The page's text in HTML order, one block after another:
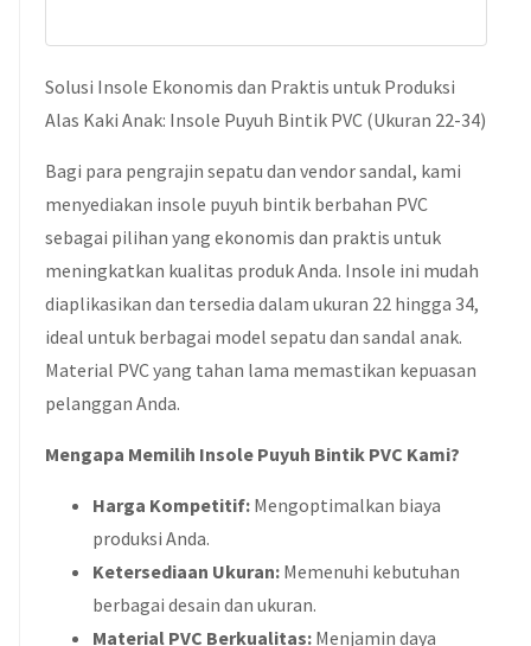
Solusi Insole Ekonomis dan Praktis untuk Produksi
Alas Kaki Anak: Insole Puyuh Bintik PVC (Ukuran 22-34)
Bagi para pengrajin sepatu dan vendor sandal, kami
menyediakan insole puyuh bintik berbahan PVC
sebagai pilihan yang ekonomis dan praktis untuk
meningkatkan kualitas produk Anda. Insole ini mudah
diaplikasikan dan tersedia dalam ukuran 22 hingga 34,
ideal untuk berbagai model sepatu dan sandal anak.
Material PVC yang tahan lama memastikan kepuasan
pelanggan Anda.
Mengapa Memilih Insole Puyuh Bintik PVC Kami?
Harga Kompetitif:Mengoptimalkan biaya
produksi Anda.
Ketersediaan Ukuran:Memenuhi kebutuhan
berbagai desain dan ukuran.
Material PVC Berkualitas:Menjamin daya